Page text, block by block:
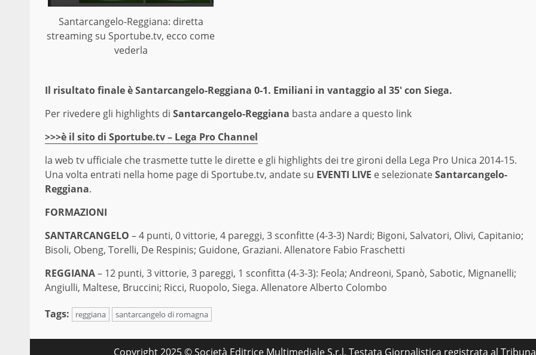
Santarcangelo-Reggiana: diretta
streaming su Sportube.tv, ecco come
vederla
Il risultato finale è Santarcangelo-Reggiana 0-1. Emiliani in vantaggio al 35′ con Siega.
Per rivedere gli highlights di Santarcangelo-Reggiana basta andare a questo link
>>>è il sito di Sportube.tv – Lega Pro Channel
la web tv ufficiale che trasmette tutte le dirette e gli highlights dei tre gironi della Lega Pro Unica 2014-15.
Una volta entrati nella home page di Sportube.tv, andate su EVENTI LIVE e selezionateSantarcangelo-
Reggiana.
FORMAZIONI
SANTARCANGELO – 4 punti, 0 vittorie, 4 pareggi, 3 sconfitte (4-3-3) Nardi; Bigoni, Salvatori, Olivi, Capitanio;
Bisoli, Obeng, Torelli, De Respinis; Guidone, Graziani. Allenatore Fabio Fraschetti
REGGIANA– 12 punti, 3 vittorie, 3 pareggi, 1 sconfitta (4-3-3): Feola; Andreoni, Spanò, Sabotic, Mignanelli;
Angiulli, Maltese, Bruccini; Ricci, Ruopolo, Siega. Allenatore Alberto Colombo
Tags:
reggiana santarcangelo di romagna
Copyright 2025 © Società Editrice Multimediale S.r.l. Testata Giornalistica registrata al